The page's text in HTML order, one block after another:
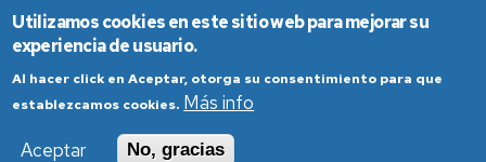
Política de Privacidad
Utilizamos cookies en este sitio web para mejorar su
experiencia de usuario.
Al hacer click en Aceptar, otorga su consentimiento para que
establezcamos cookies. Más info
Aceptar
No, gracias